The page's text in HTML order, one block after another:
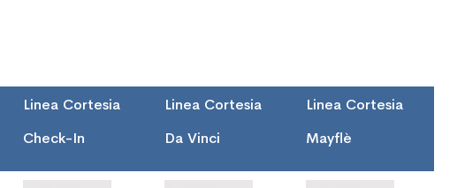
Linea Cortesia
Check-In
Linea Cortesia
Da Vinci
Linea Cortesia
Mayflè